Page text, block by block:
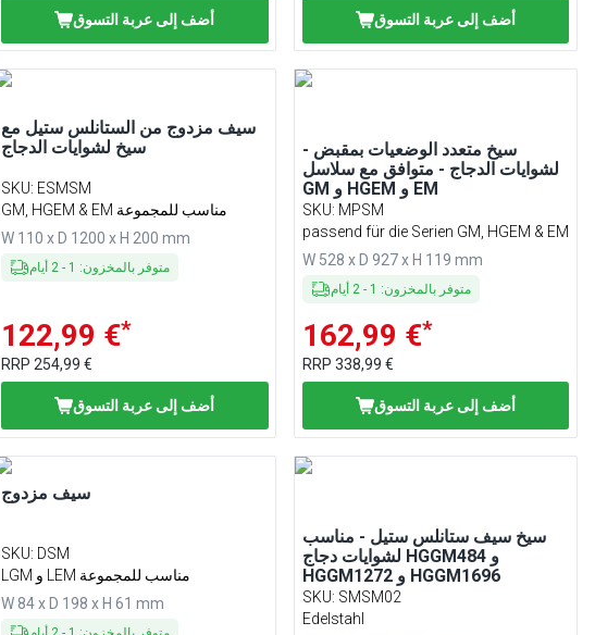
أضف إلى عربة التسوق أضف إلى عربة التسوق
سيف مزدوج من الستانلس ستيل مع
سيخ لشوايات الدجاج
SKU: ESMSM
GM, HGEM & EM مناسب للمجموعة
W 110 x D 1200 x H 200 mm
متوفر بالمخزون:
1
-
2 أيام
122,99 €*
RRP254,99 €
أضف إلى عربة التسوق
سيخ متعدد الوضعيات بمقبض -
لشوايات الدجاج - متوافق مع سلاسل
GM و HGEM و EM
SKU: MPSM
passend für die Serien GM, HGEM & EM
W 528 x D 927 x H 119 mm
متوفر بالمخزون:
1
-
2 أيام
162,99 €*
RRP 338,99 €
أضف إلى عربة التسوق
سيف مزدوج
SKU: DSM
LGM و LEM مناسب للمجموعة
W 84 x D 198 x H 61 mm
سيخ سيف ستانلس ستيل - مناسب
لشوايات دجاج HGGM484 و
HGGM1272 و HGGM1696
SKU: SMSM02
Edelstahl